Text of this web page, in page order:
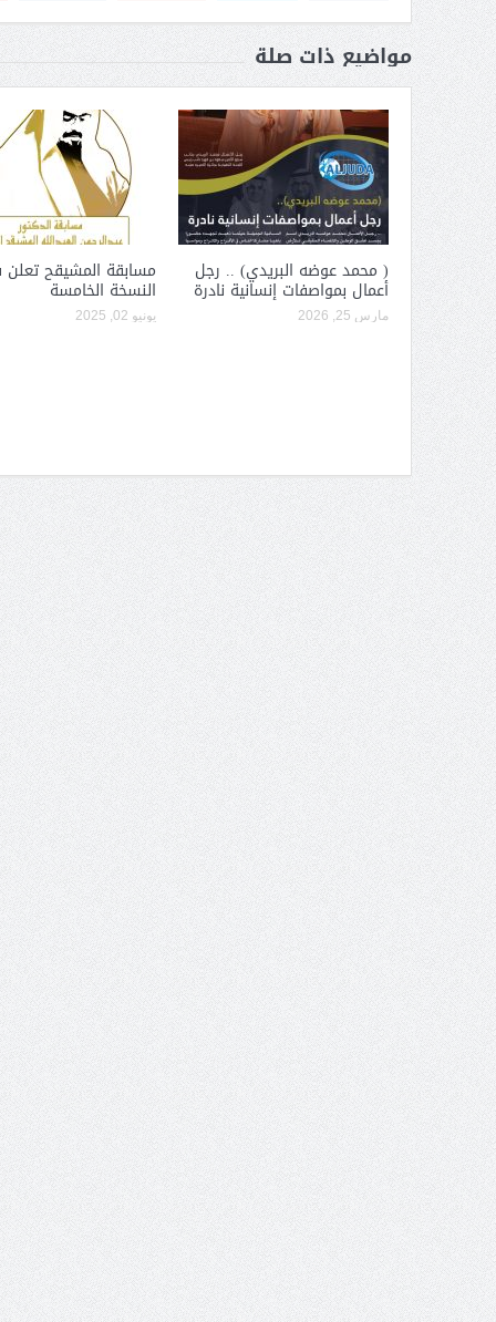
مواضيع ذات صلة
( محمد عوضه البريدي) .. رجل
أعمال بمواصفات إنسانية نادرة
مارس 25, 2026
مسابقة المشيقح تعلن
النسخة الخامسة
يونيو 02, 2025
( مشعل بن عبد الله ) … عاشق
نجران
عبد العزيز.. ملك القلوب
وزير حقوق الإنسان اليمني يؤكد أن
انعقاد ملتقى (الوطن